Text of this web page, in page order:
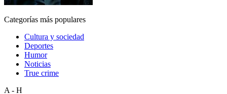
Categorías más populares
Cultura y sociedad
Deportes
Humor
Noticias
True crime
A - H